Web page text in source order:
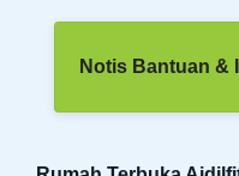
Notis Bantuan &